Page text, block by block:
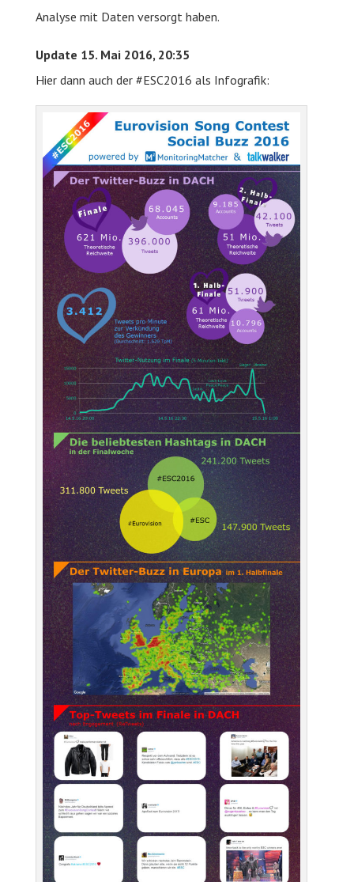
Analyse mit Daten versorgt haben.
Update 15. Mai 2016, 20:35
Hier dann auch der #ESC2016 als Infografik: